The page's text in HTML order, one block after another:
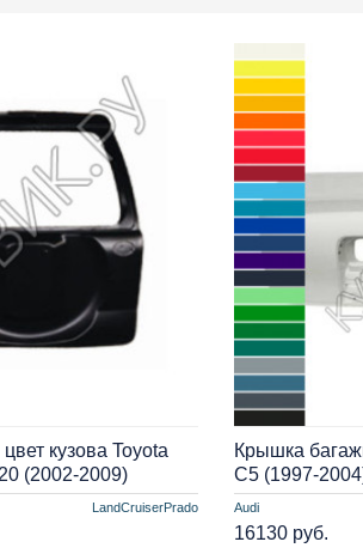
LandCruiserPrado
кузова Toyota
(2002-2009)
Audi
Крышка
C5 (1997-
16130 руб.